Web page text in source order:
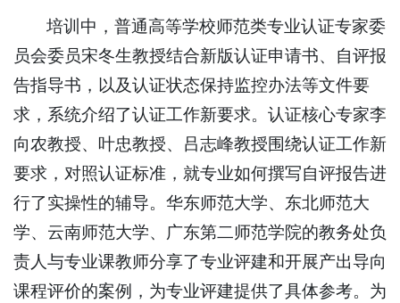
培训中，普通高等学校师范类专业认证专家委
员会委员宋冬生教授结合新版认证申请书、自评报
告指导书，以及认证状态保持监控办法等文件要
求，系统介绍了认证工作新要求。认证核心专家李
向农教授、叶忠教授、吕志峰教授围绕认证工作新
要求，对照认证标准，就专业如何撰写自评报告进
行了实操性的辅导。华东师范大学、东北师范大
学、云南师范大学、广东第二师范学院的教务处负
责人与专业课教师分享了专业评建和开展产出导向
课程评价的案例，为专业评建提供了具体参考。为